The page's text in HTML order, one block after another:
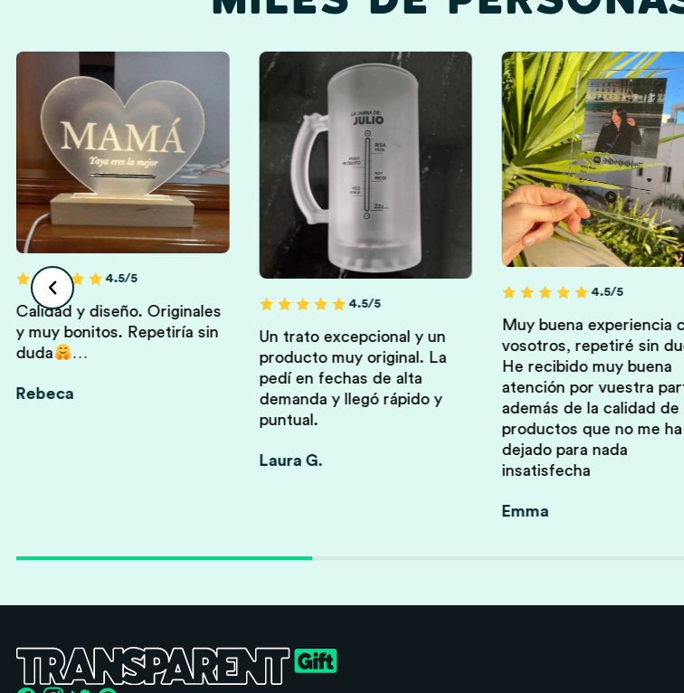
Abuelos Y Abuelas
4.5/5
Calidad y diseño. Originales
y muy bonitos. Repetiría sin
duda
…
Rebeca
4.5/5
Un trato excepcional y un
producto muy original. La
pedí en fechas de alta
demanda y llegó rápido y
puntual.
Laura G.
4.5/5
Muy buena experiencia
vosotros, repetiré sin
He recibido muy buena
atención por vuestra
además de la calidad de
productos que no me ha
dejado para nada
insatisfecha
Emma